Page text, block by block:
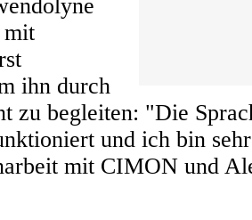
mit
ihn durch
zu begleiten: "Die
und ich bin
mit CIMON und